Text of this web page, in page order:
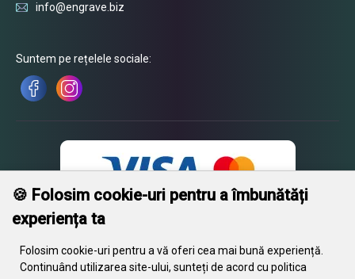
info@engrave.biz
Suntem pe rețelele sociale:
🍪 Folosim cookie-uri pentru a îmbunătăți
experiența ta
Folosim cookie-uri pentru a vă oferi cea mai bună experiență.
Continuând utilizarea site-ului, sunteți de acord cu politica